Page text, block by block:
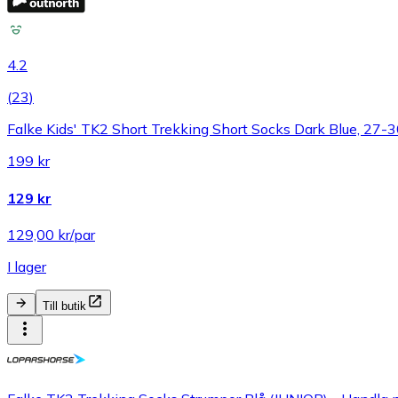
4.2
(23)
Falke Kids' TK2 Short Trekking Short Socks Dark Blue, 27-
199 kr
129 kr
129,00 kr/par
I lager
Till butik